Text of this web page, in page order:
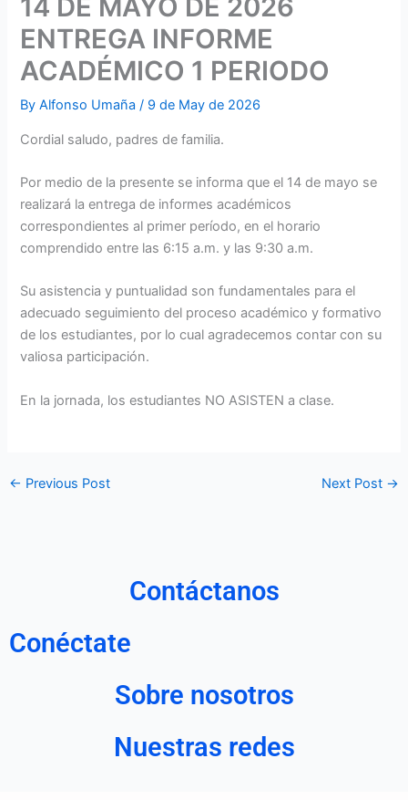
14 DE MAYO DE 2026
ENTREGA INFORME
ACADÉMICO 1 PERIODO
ByAlfonso Umaña/ 9 de May de 2026
Cordial saludo, padres de familia.
Por medio de la presente se informa que el 14 de mayo se
realizará la entrega de informes académicos
correspondientes al primer período, en el horario
comprendido entre las 6:15 a.m. y las 9:30 a.m.
Su asistencia y puntualidad son fundamentales para el
adecuado seguimiento del proceso académico y formativo
de los estudiantes, por lo cual agradecemos contar con su
valiosa participación.
En la jornada, los estudiantes NO ASISTEN a clase.
← Previous Post Next Post →
Contáctanos
Conéctate
Sobre nosotros
Nuestras redes